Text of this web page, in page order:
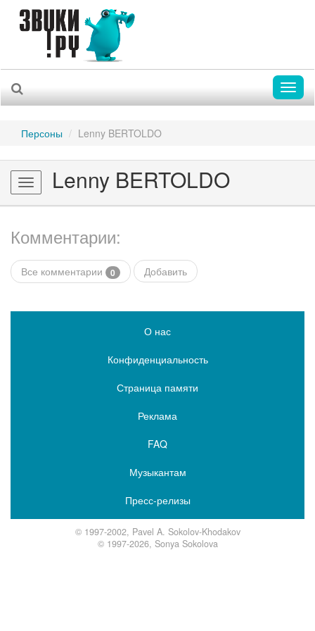
Персоны Lenny BERTOLDO
Toggle
navigation
Lenny BERTOLDO
Комментарии:
Все комментарии 0 Добавить
О нас
Конфиденциальность
Страница памяти
Реклама
FAQ
Музыкантам
Пресс-релизы
© 1997-2002, Pavel A. Sokolov-Khodakov
© 1997-2026, Sonya Sokolova